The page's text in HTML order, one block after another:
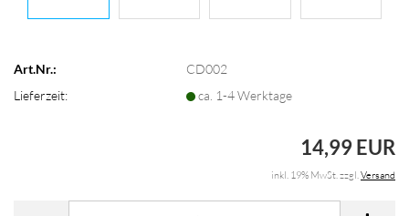
Art.Nr.:
CD002
Lieferzeit:
ca. 1-4 Werktage
14,99 EUR
inkl. 19% MwSt. zzgl.Versand